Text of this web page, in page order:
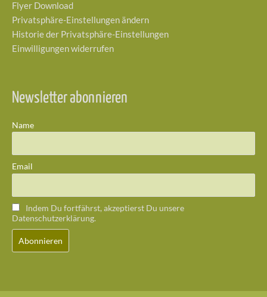
Flyer Download
Privatsphäre-Einstellungen ändern
Historie der Privatsphäre-Einstellungen
Einwilligungen widerrufen
Newsletter abonnieren
Name
Email
Indem Du fortfährst, akzeptierst Du unsere
Datenschutzerklärung.